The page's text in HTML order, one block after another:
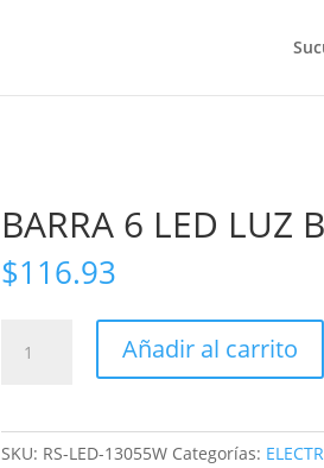
BARRA 6 LED LUZ
$116.93
Añadir al carrito
SKU: RS-LED-13055W Categorías: